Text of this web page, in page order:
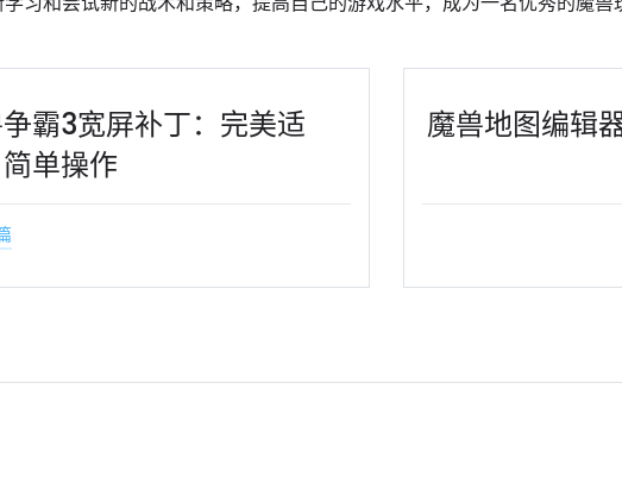
霸3宽屏补丁：完美适
单操作
魔兽地图编辑